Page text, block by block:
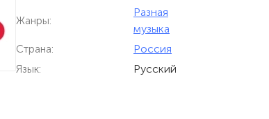
Жанры:
Разная
музыка
Страна: Россия
Язык: Русский